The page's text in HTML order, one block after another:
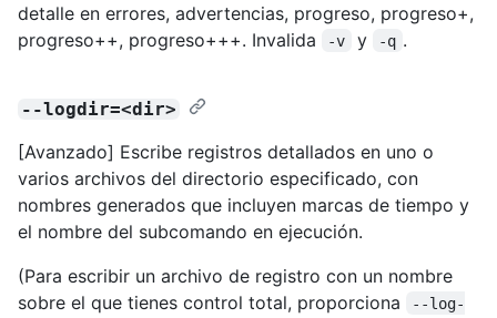
detalle en errores, advertencias, progreso, progreso+,
progreso++, progreso+++. Invalida
-v y -q .
--logdir=<dir>
[Avanzado] Escribe registros detallados en uno o
varios archivos del directorio especificado, con
nombres generados que incluyen marcas de tiempo y
el nombre del subcomando en ejecución.
(Para escribir un archivo de registro con un nombre
sobre el que tienes control total, proporciona
--log-